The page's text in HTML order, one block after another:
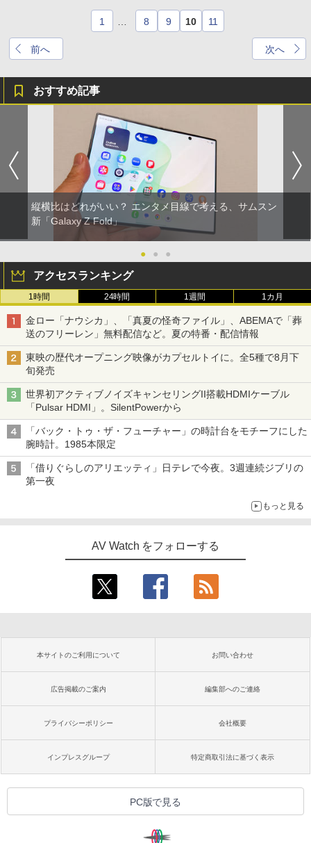
前へ
1 8 9 10 11
次へ
おすすめ記事
縦横比はどれがいい？ エンタメ目線で考える、サムスン
新「Galaxy Z Fold」
● ● ●
アクセスランキング
1時間 24時間 1週間 1カ月
金ロー「ナウシカ」、「真夏の怪奇ファイル」、ABEMAで「葬
送のフリーレン」無料配信など。夏の特番・配信情報
東映の歴代オープニング映像がカプセルトイに。全5種で8月下
旬発売
世界初アクティブノイズキャンセリングII搭載HDMIケーブル
「Pulsar HDMI」。SilentPowerから
「バック・トゥ・ザ・フューチャー」の時計台をモチーフにした
腕時計。1985本限定
「借りぐらしのアリエッティ」日テレで今夜。3週連続ジブリの
第一夜
もっと見る
AV Watch をフォローする
本サイトのご利用について お問い合わせ
広告掲載のご案内 編集部へのご連絡
プライバシーポリシー 会社概要
インプレスグループ 特定商取引法に基づく表示
PC版で見る